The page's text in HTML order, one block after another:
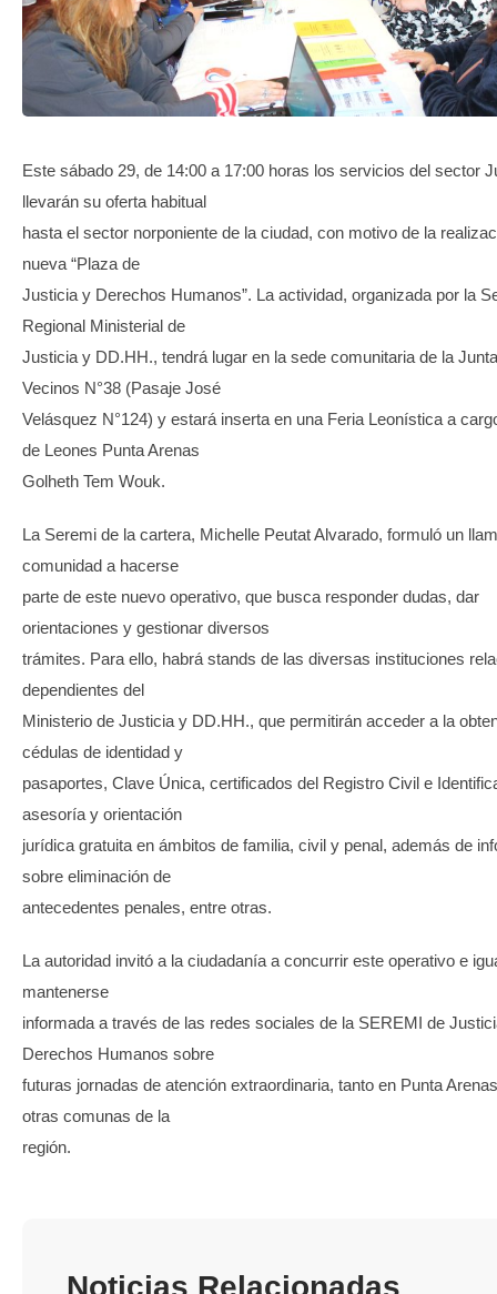
Este sábado 29, de 14:00 a 17:00 horas los servicios del sector
llevarán su oferta habitual
hasta el sector norponiente de la ciudad, con motivo de la
nueva “Plaza de
Justicia y Derechos Humanos”. La actividad, organizada por la
Regional Ministerial de
Justicia y DD.HH., tendrá lugar en la sede comunitaria de la
Vecinos N°38 (Pasaje José
Velásquez N°124) y estará inserta en una Feria Leonística a
de Leones Punta Arenas
Golheth Tem Wouk.
La Seremi de la cartera, Michelle Peutat Alvarado, formuló un
comunidad a hacerse
parte de este nuevo operativo, que busca responder dudas, dar
orientaciones y gestionar diversos
trámites. Para ello, habrá stands de las diversas instituciones
dependientes del
Ministerio de Justicia y DD.HH., que permitirán acceder a la
cédulas de identidad y
pasaportes, Clave Única, certificados del Registro Civil e
asesoría y orientación
jurídica gratuita en ámbitos de familia, civil y penal, además de
sobre eliminación de
antecedentes penales, entre otras.
La autoridad invitó a la ciudadanía a concurrir este operativo e
mantenerse
informada a través de las redes sociales de la SEREMI de
Derechos Humanos sobre
futuras jornadas de atención extraordinaria, tanto en Punta
otras comunas de la
región.
Noticias Relacionadas